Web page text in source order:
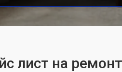
лист на